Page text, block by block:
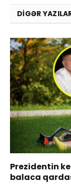
DIGƏR
Prezidentin
balaca